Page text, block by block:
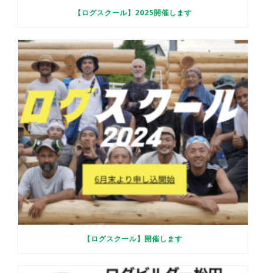
【ログスクール】2025開催します
【ログスクール】開催します